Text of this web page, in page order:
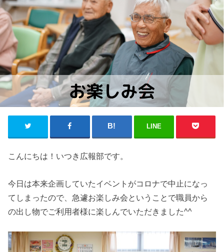
LINE
こんにちは！いつき広報部です。
今日は本来企画していたイベントがコロナで中止になっ
てしまったので、急遽お楽しみ会ということで職員から
の出し物でご利用者様に楽しんでいただきました^^